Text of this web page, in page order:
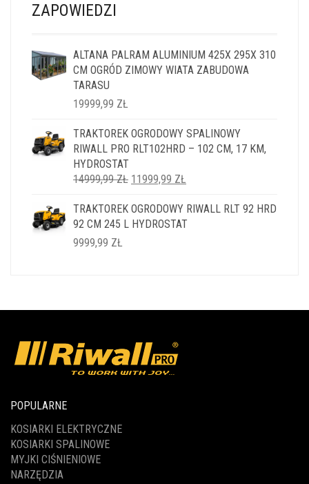
ZAPOWIEDZI
ALTANA PALRAM ALUMINIUM 425X 295X 310
CM OGRÓD ZIMOWY WIATA ZABUDOWA
TARASU
19999,99 ZŁ
TRAKTOREK OGRODOWY SPALINOWY
RIWALL PRO RLT102HRD – 102 CM, 17 KM,
HYDROSTAT
14999,99ZŁ PIERWOTNA
WYNOSIŁA:
14999,99 ZŁ.
11999,99 ZŁ
WYNOSI:
11999,99 ZŁ.
TRAKTOREK OGRODOWY RIWALL RLT 92 HRD
92 CM 245 L HYDROSTAT
9999,99 ZŁ
POPULARNE
KOSIARKI ELEKTRYCZNE
KOSIARKI SPALINOWE
MYJKI CIŚNIENIOWE
NARZĘDZIA